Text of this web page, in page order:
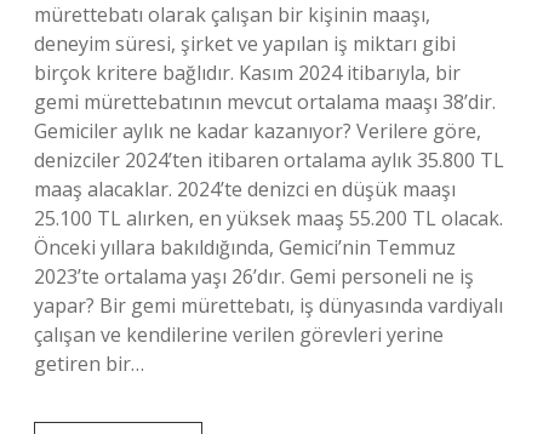
mürettebatı olarak çalışan bir kişinin maaşı,
deneyim süresi, şirket ve yapılan iş miktarı gibi
birçok kritere bağlıdır. Kasım 2024 itibarıyla, bir
gemi mürettebatının mevcut ortalama maaşı 38’dir.
Gemiciler aylık ne kadar kazanıyor? Verilere göre,
denizciler 2024’ten itibaren ortalama aylık 35.800 TL
maaş alacaklar. 2024’te denizci en düşük maaşı
25.100 TL alırken, en yüksek maaş 55.200 TL olacak.
Önceki yıllara bakıldığında, Gemici’nin Temmuz
2023’te ortalama yaşı 26’dır. Gemi personeli ne iş
yapar? Bir gemi mürettebatı, iş dünyasında vardiyalı
çalışan ve kendilerine verilen görevleri yerine
getiren bir…